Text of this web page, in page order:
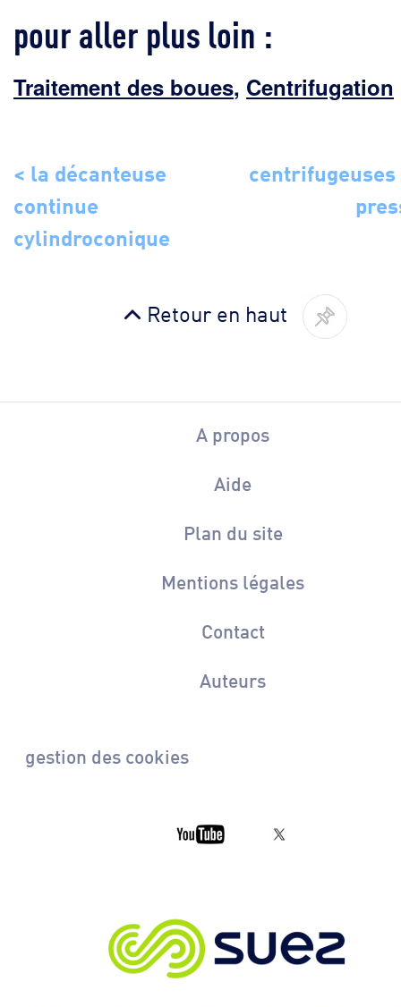
pour aller plus loin :
Traitement des boues, Centrifugation
< la décanteuse
continue
cylindroconique
Retour en haut
A propos
Aide
Plan du site
Mentions légales
Contact
Auteurs
gestion des cookies